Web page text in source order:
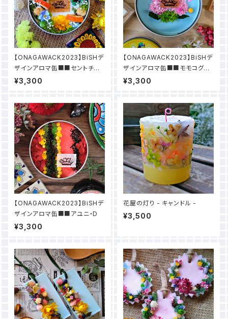
【ONAGAWACK2023】BiSHデ
ザインアロマ缶■■セントチヒ
ロ・チッチデザイン
¥3,300
【ONAGAWACK2023】BiSHデ
ザインアロマ缶■■モモコグミ
カンパニー
¥3,300
【ONAGAWACK2023】BiSHデ
ザインアロマ缶■■アユニ・D
¥3,300
花屋の灯り - キャンドル -
¥3,500